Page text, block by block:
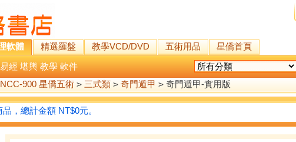
軟體 精選羅盤 教學VCD/DVD 五術用品
星僑首頁
易經 堪輿 教學 軟件
NCC-900 星僑五術 > 三式類 > 奇門遁甲 > 奇門遁甲-實用版
，總計金額 NT$0元。